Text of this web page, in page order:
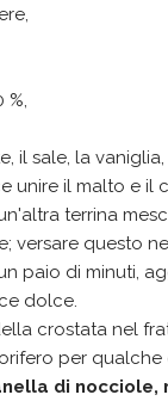
%,
il sale, la
unire il malto e il
terrina
versare questo
paio di minuti,
dolce.
crostata nel
per qualche
di nocciole,